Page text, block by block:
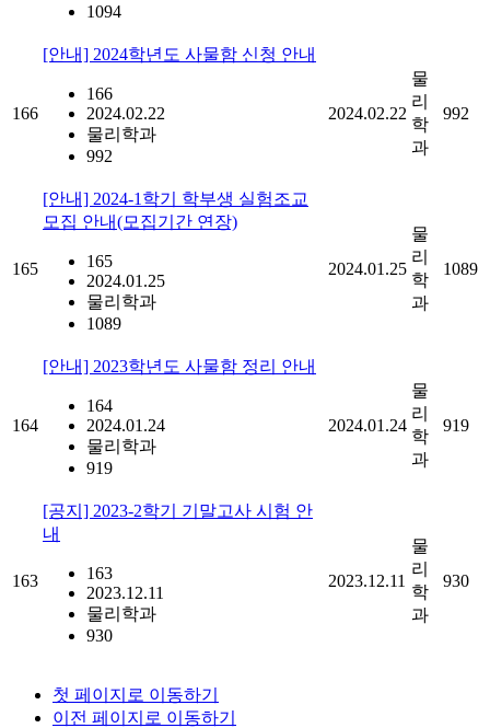
1094
166
[안내] 2024학년도 사물함 신청 안내
166
2024.02.22
물리학과
992
2024.02.22
물
리
학
과
992
165
[안내] 2024-1학기 학부생 실험조교
모집 안내(모집기간 연장)
165
2024.01.25
물리학과
1089
2024.01.25
물
리
학
과
1089
164
[안내] 2023학년도 사물함 정리 안내
164
2024.01.24
물리학과
919
2024.01.24
물
리
학
과
919
163
[공지] 2023-2학기 기말고사 시험 안
내
163
2023.12.11
물리학과
930
2023.12.11
물
리
학
과
930
첫 페이지로 이동하기
이전 페이지로 이동하기